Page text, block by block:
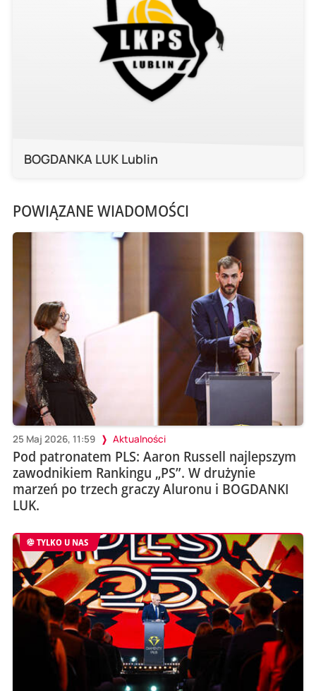
BOGDANKA LUK Lublin
POWIĄZANE WIADOMOŚCI
25 Maj 2026, 11:59 Aktualności
Pod patronatem PLS: Aaron Russell najlepszym
zawodnikiem Rankingu „PS”. W drużynie
marzeń po trzech graczy Aluronu i BOGDANKI
LUK.
TYLKO U NAS